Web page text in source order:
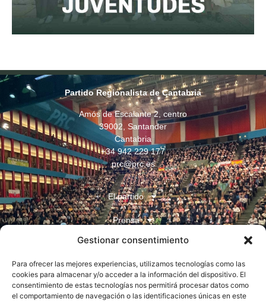
Gestionar consentimiento
Para ofrecer las mejores experiencias, utilizamos tecnologías como las
cookies para almacenar y/o acceder a la información del dispositivo. El
consentimiento de estas tecnologías nos permitirá procesar datos como
el comportamiento de navegación o las identificaciones únicas en este
Partido Regionalista de Cantabria
Amós de Escalante 2, centro
39002, Santander
Cantabria
+34 942 229 177
prc@prc.es
El partido
Prensa
Juventudes
Contacto